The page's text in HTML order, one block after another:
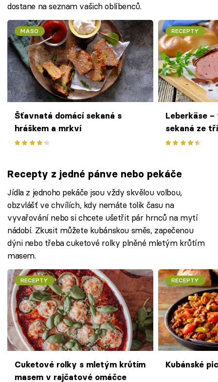
dostane na seznam vašich oblíbenců.
MASO
Šťavnatá domácí sekaná s
hráškem a mrkví
RECEPTY
Leberkäse
sekaná ze
Recepty z jedné pánve nebo pekáče
Jídla z jednoho pekáče jsou vždy skvělou volbou,
obzvlášť ve chvílích, kdy nemáte tolik času na
vyvařování nebo si chcete ušetřit pár hrnců na mytí
nádobí. Zkusit můžete kubánskou směs, zapečenou
dýni nebo třeba cuketové rolky plněné mletým krůtím
masem.
RECEPTY
Cuketové rolky s mletým krůtím
masem v rajčatové omáčce
RECEPTY
Kubánské